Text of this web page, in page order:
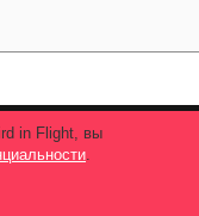
in Flight, вы
.